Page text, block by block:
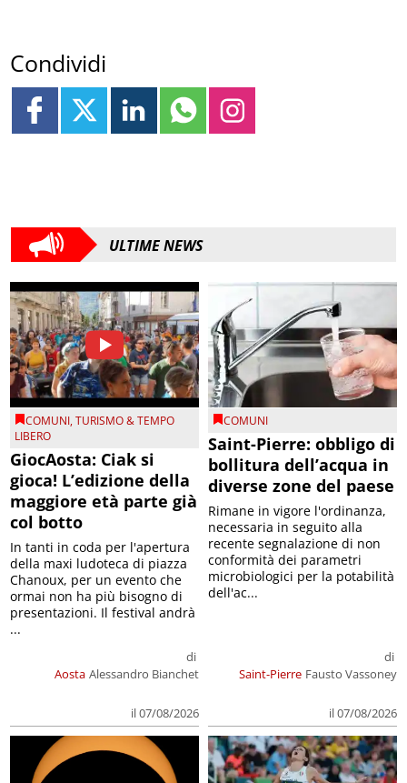
Condividi
ULTIME NEWS
COMUNI,TURISMO & TEMPO
LIBERO
GiocAosta: Ciak si
gioca! L’edizione della
maggiore età parte già
col botto
Aosta
di
Alessandro Bianchet
il 07/08/2026
In tanti in coda per l'apertura
della maxi ludoteca di piazza
Chanoux, per un evento che
ormai non ha più bisogno di
presentazioni. Il festival andrà
...
COMUNI
Saint-Pierre: obbligo di
bollitura dell’acqua in
diverse zone del paese
Saint-Pierre
di
Fausto Vassoney
il 07/08/2026
Rimane in vigore l'ordinanza,
necessaria in seguito alla
recente segnalazione di non
conformità dei parametri
microbiologici per la potabilità
dell'ac...